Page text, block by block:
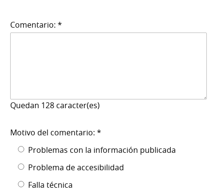
Comentario: *
Quedan 128 caracter(es)
Motivo del comentario: *
Problemas con la información publicada
Problema de accesibilidad
Falla técnica